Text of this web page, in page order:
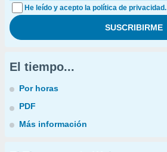
He leído y acepto la política de privacidad.
El tiempo...
Por horas
PDF
Más información